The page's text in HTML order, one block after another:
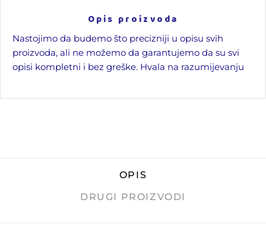
Opis proizvoda
Nastojimo da budemo što precizniji u opisu svih
proizvoda, ali ne možemo da garantujemo da su svi
opisi kompletni i bez greške. Hvala na razumijevanju
OPIS
DRUGI PROIZVODI